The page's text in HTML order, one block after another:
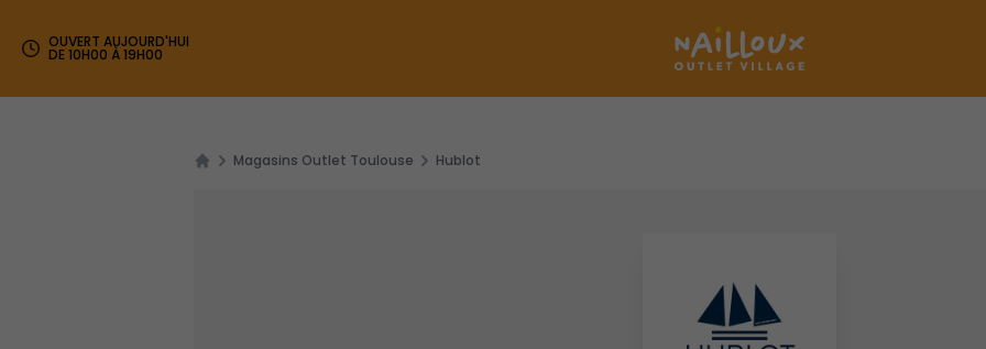
OUVERT AUJOURD'HUI
DE 10H00 À 19H00
Magasins Outlet Toulouse Hublot